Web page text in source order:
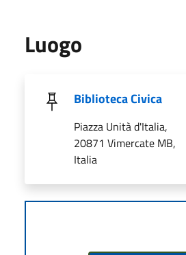
Luogo
Biblioteca Civica
Piazza Unità d'Italia,
20871 Vimercate MB,
Italia